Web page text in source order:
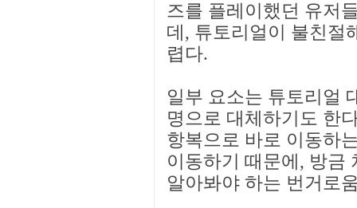
즈를 플레이했던 유저
데, 튜토리얼이 불친절
렵다.
일부 요소는 튜토리얼
명으로 대체하기도 한
항복으로 바로 이동하
이동하기 때문에, 방금
알아봐야 하는 번거로